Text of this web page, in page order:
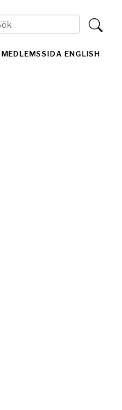
| MEDLEMSSIDA ENGLISH